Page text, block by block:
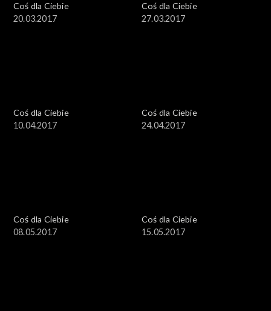
Coś dla Ciebie
20.03.2017
Coś dla Ciebie
27.03.2017
Coś dla Ciebie
10.04.2017
Coś dla Ciebie
24.04.2017
Coś dla Ciebie
08.05.2017
Coś dla Ciebie
15.05.2017